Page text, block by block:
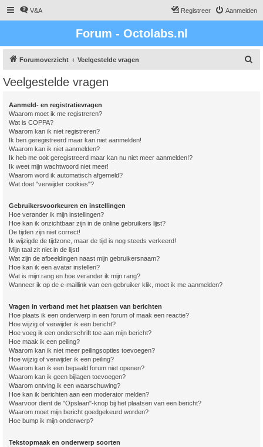
V&A Aanmelden
Registreer
Forum - Octolabs.nl
Forumoverzicht Veelgestelde vragen
Veelgestelde vragen
Aanmeld- en registratievragen
Waarom moet ik me registreren?
Wat is COPPA?
Waarom kan ik niet registreren?
Ik ben geregistreerd maar kan niet aanmelden!
Waarom kan ik niet aanmelden?
Ik heb me ooit geregistreerd maar kan nu niet meer aanmelden!?
Ik weet mijn wachtwoord niet meer!
Waarom word ik automatisch afgemeld?
Wat doet "verwijder cookies"?
Gebruikersvoorkeuren en instellingen
Hoe verander ik mijn instellingen?
Hoe kan ik onzichtbaar zijn in de online gebruikers lijst?
De tijden zijn niet correct!
Ik wijzigde de tijdzone, maar de tijd is nog steeds verkeerd!
Mijn taal zit niet in de lijst!
Wat zijn de afbeeldingen naast mijn gebruikersnaam?
Hoe kan ik een avatar instellen?
Wat is mijn rang en hoe verander ik mijn rang?
Wanneer ik op de e-maillink van een gebruiker klik, moet ik me aanmelden?
Vragen in verband met het plaatsen van berichten
Hoe plaats ik een onderwerp in een forum of maak een reactie?
Hoe wijzig of verwijder ik een bericht?
Hoe voeg ik een onderschrift toe aan mijn bericht?
Hoe maak ik een peiling?
Waarom kan ik niet meer peilingsopties toevoegen?
Hoe wijzig of verwijder ik een peiling?
Waarom kan ik een bepaald forum niet openen?
Waarom kan ik geen bijlagen toevoegen?
Waarom ontving ik een waarschuwing?
Hoe kan ik berichten aan een moderator melden?
Waarvoor dient de "Opslaan"-knop bij het plaatsen van een bericht?
Waarom moet mijn bericht goedgekeurd worden?
Hoe bump ik mijn onderwerp?
Tekstopmaak en onderwerp soorten